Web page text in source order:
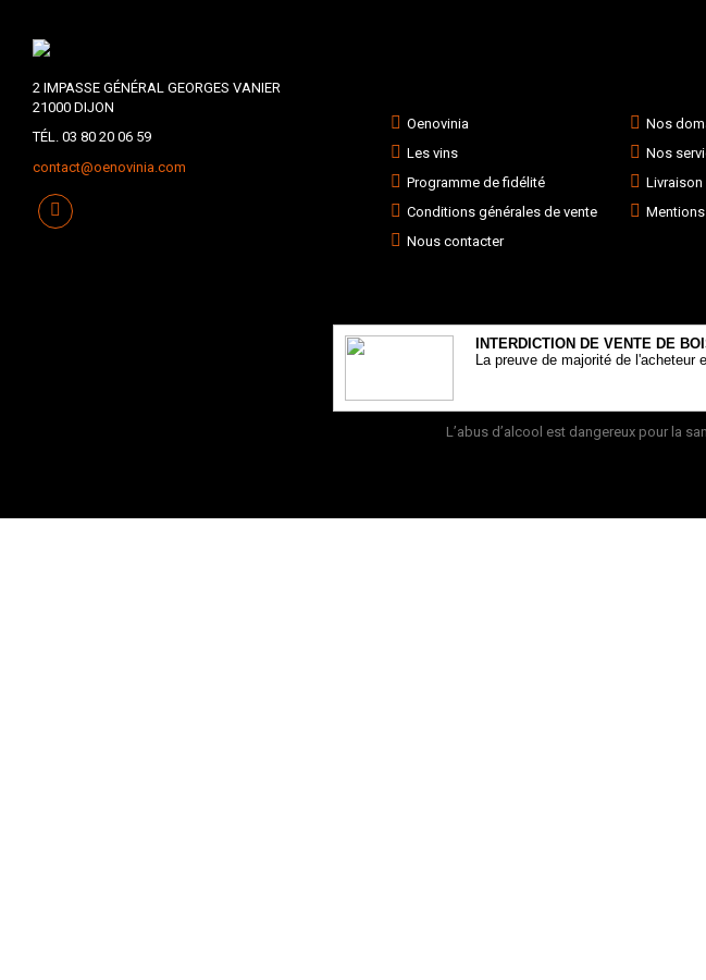
2 IMPASSE GÉNÉRAL GEORGES VANIER
21000 DIJON
TÉL. 03 80 20 06 59
contact@oenovinia.com
Oenovinia
Nos
Les vins
Nos
Programme de fidélité
Livraison
Conditions générales de vente
Nous contacter
INTERDICTION DE VENTE DE
La preuve de majorité de l'acheteur
L’abus d’alcool est dangereux pour la